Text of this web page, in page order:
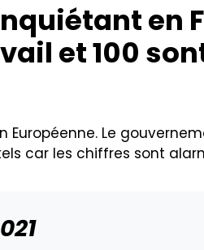
en
et 100
Le
car les chiffres sont